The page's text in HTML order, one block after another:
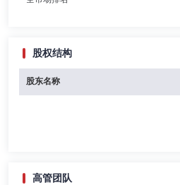
股权结构
股东名称
高管团队